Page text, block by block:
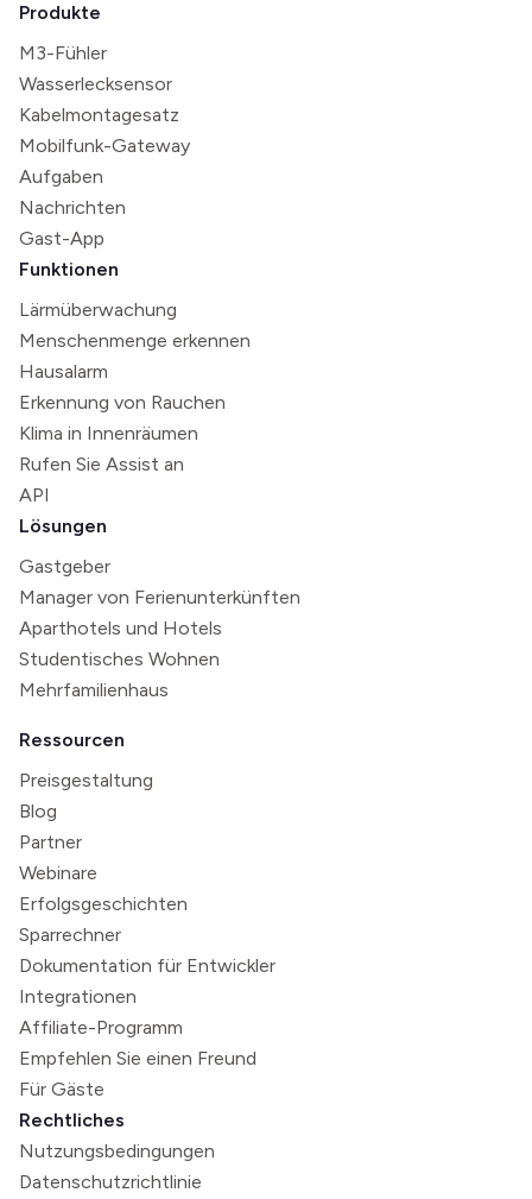
Produkte
M3-Fühler
Wasserlecksensor
Kabelmontagesatz
Mobilfunk-Gateway
Aufgaben
Nachrichten
Gast-App
Funktionen
Lärmüberwachung
Menschenmenge erkennen
Hausalarm
Erkennung von Rauchen
Klima in Innenräumen
Rufen Sie Assist an
API
Lösungen
Gastgeber
Manager von Ferienunterkünften
Aparthotels und Hotels
Studentisches Wohnen
Mehrfamilienhaus
Ressourcen
Preisgestaltung
Blog
Partner
Webinare
Erfolgsgeschichten
Sparrechner
Dokumentation für Entwickler
Integrationen
Affiliate-Programm
Empfehlen Sie einen Freund
Für Gäste
Rechtliches
Nutzungsbedingungen
Datenschutzrichtlinie